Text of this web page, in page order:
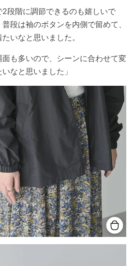
段階に調節できるのも嬉しいで
段は袖のボタンを内側で留めて、
いなと思いました。
も多いので、シーンに合わせて変
なと思いました」